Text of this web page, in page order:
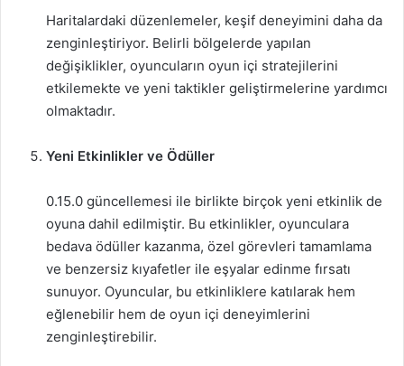
Haritalardaki düzenlemeler, keşif deneyimini daha da
zenginleştiriyor. Belirli bölgelerde yapılan
değişiklikler, oyuncuların oyun içi stratejilerini
etkilemekte ve yeni taktikler geliştirmelerine yardımcı
olmaktadır.
Yeni Etkinlikler ve Ödüller
0.15.0 güncellemesi ile birlikte birçok yeni etkinlik de
oyuna dahil edilmiştir. Bu etkinlikler, oyunculara
bedava ödüller kazanma, özel görevleri tamamlama
ve benzersiz kıyafetler ile eşyalar edinme fırsatı
sunuyor. Oyuncular, bu etkinliklere katılarak hem
eğlenebilir hem de oyun içi deneyimlerini
zenginleştirebilir.